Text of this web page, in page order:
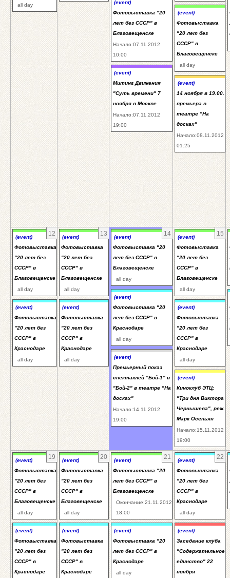
all day
(event)
Фотовыставка "20
лет без СССР" в
Благовещенске
Начало:07.11.2012
10:00
(event)
Митинг Движения
"Суть времени" 7
ноября в Москве
Начало:07.11.2012
19:00
(event)
Фотовыставка
"20 лет без
СССР" в
Благовещенске
all day
(event)
14 ноября в 19.00.
премьера в
театре "На
досках"
Начало:08.11.2012
01:25
12
(event)
Фотовыставка
"20 лет без
СССР" в
Благовещенске
all day
(event)
Фотовыставка
"20 лет без
СССР" в
Краснодаре
all day
13
(event)
Фотовыставка
"20 лет без
СССР" в
Благовещенске
all day
(event)
Фотовыставка
"20 лет без
СССР" в
Краснодаре
all day
14
(event)
Фотовыставка "20
лет без СССР" в
Благовещенске
all day
(event)
Фотовыставка "20
лет без СССР" в
Краснодаре
all day
(event)
Премьерный показ
спектаклей "Бой-1" и
"Бой-2" в театре "На
досках"
Начало:14.11.2012
19:00
15
(event)
Фотовыставка
"20 лет без
СССР" в
Благовещенске
all day
(event)
Фотовыставка
"20 лет без
СССР" в
Краснодаре
all day
(event)
Киноклуб ЭТЦ:
"Три дня Виктора
Чернышева", реж.
Марк Осепьян
Начало:15.11.2012
19:00
19
(event)
Фотовыставка
"20 лет без
СССР" в
Благовещенске
all day
(event)
Фотовыставка
"20 лет без
СССР" в
Краснодаре
20
(event)
Фотовыставка
"20 лет без
СССР" в
Благовещенске
all day
(event)
Фотовыставка
"20 лет без
СССР" в
Краснодаре
21
(event)
Фотовыставка "20
лет без СССР" в
Благовещенске
Окончание:21.11.2012
18:00
(event)
Фотовыставка "20
лет без СССР" в
Краснодаре
all day
22
(event)
Фотовыставка
"20 лет без
СССР" в
Краснодаре
all day
(event)
Заседание клуба
"Содержательное
единство" 22
ноября